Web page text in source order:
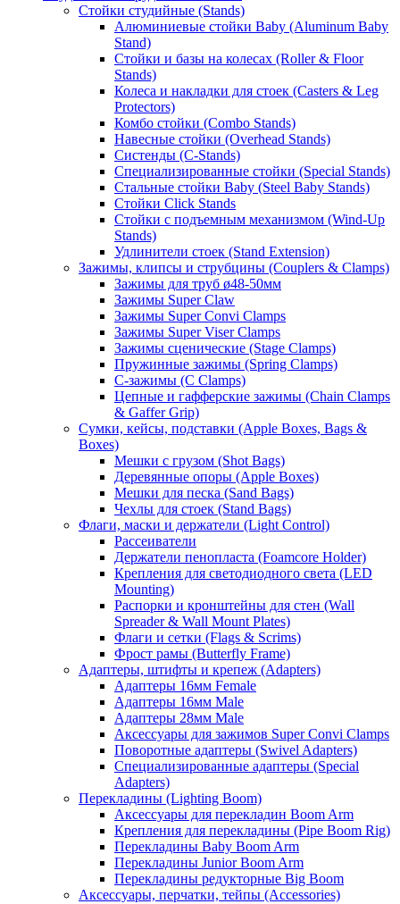
Стойки студийные (Stands)
Алюминиевые стойки Baby (Aluminum Baby
Stand)
Стойки и базы на колесах (Roller & Floor
Stands)
Колеса и накладки для стоек (Casters & Leg
Protectors)
Комбо стойки (Combo Stands)
Навесные стойки (Overhead Stands)
Систенды (C-Stands)
Специализированные стойки (Special Stands)
Стальные стойки Baby (Steel Baby Stands)
Стойки Click Stands
Стойки с подъемным механизмом (Wind-Up
Stands)
Удлинители стоек (Stand Extension)
Зажимы, клипсы и струбцины (Couplers & Clamps)
Зажимы для труб ø48-50мм
Зажимы Super Claw
Зажимы Super Convi Clamps
Зажимы Super Viser Clamps
Зажимы сценические (Stage Clamps)
Пружинные зажимы (Spring Clamps)
С-зажимы (C Clamps)
Цепные и гафферские зажимы (Chain Clamps
& Gaffer Grip)
Сумки, кейсы, подставки (Apple Boxes, Bags &
Boxes)
Мешки с грузом (Shot Bags)
Деревянные опоры (Apple Boxes)
Мешки для песка (Sand Bags)
Чехлы для стоек (Stand Bags)
Флаги, маски и держатели (Light Control)
Рассеиватели
Держатели пенопласта (Foamcore Holder)
Крепления для светодиодного света (LED
Mounting)
Распорки и кронштейны для стен (Wall
Spreader & Wall Mount Plates)
Флаги и сетки (Flags & Scrims)
Фрост рамы (Butterfly Frame)
Адаптеры, штифты и крепеж (Adapters)
Адаптеры 16мм Female
Адаптеры 16мм Male
Адаптеры 28мм Male
Аксессуары для зажимов Super Convi Clamps
Поворотные адаптеры (Swivel Adapters)
Специализированные адаптеры (Special
Adapters)
Перекладины (Lighting Boom)
Аксессуары для перекладин Boom Arm
Крепления для перекладины (Pipe Boom Rig)
Перекладины Baby Boom Arm
Перекладины Junior Boom Arm
Перекладины редукторные Big Boom
Аксессуары, перчатки, тейпы (Accessories)